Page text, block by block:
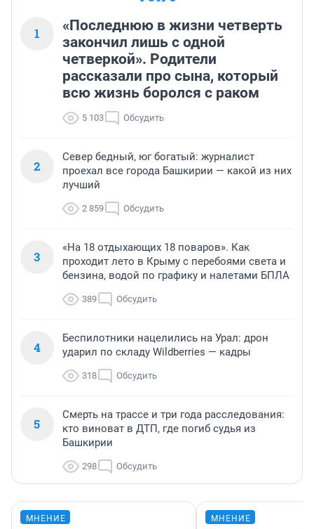
1
«Последнюю в жизни четверть
закончил лишь с одной
четверкой». Родители
рассказали про сына, который
всю жизнь боролся с раком
5 103 Обсудить
2
Север бедный, юг богатый: журналист
проехал все города Башкирии — какой из них
лучший
2 859 Обсудить
3
«На 18 отдыхающих 18 поваров». Как
проходит лето в Крыму с перебоями света и
бензина, водой по графику и налетами БПЛА
389 Обсудить
4
Беспилотники нацелились на Урал: дрон
ударил по складу Wildberries — кадры
318 Обсудить
5
Смерть на трассе и три года расследования:
кто виноват в ДТП, где погиб судья из
Башкирии
298 Обсудить
МНЕНИЕ МНЕНИЕ